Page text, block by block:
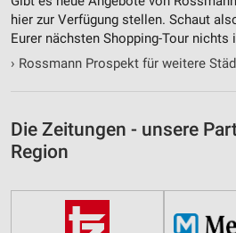
hier zur Verfügung stellen. Schaut
Eurer nächsten Shopping-Tour nichts
› Rossmann Prospekt für weitere
Die Zeitungen - unsere
Region